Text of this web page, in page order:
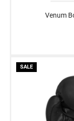
Venum
SALE